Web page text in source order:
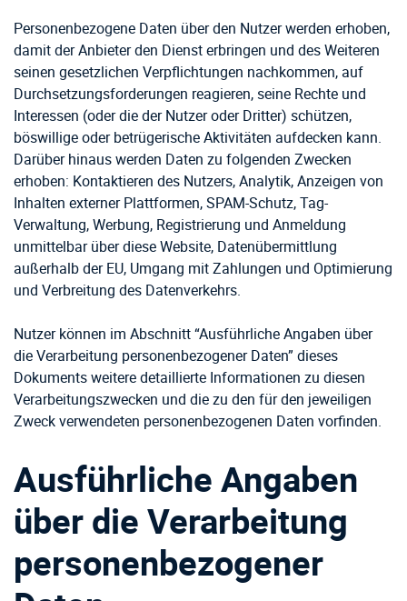
Personenbezogene Daten über den Nutzer werden erhoben,
damit der Anbieter den Dienst erbringen und des Weiteren
seinen gesetzlichen Verpflichtungen nachkommen, auf
Durchsetzungsforderungen reagieren, seine Rechte und
Interessen (oder die der Nutzer oder Dritter) schützen,
böswillige oder betrügerische Aktivitäten aufdecken kann.
Darüber hinaus werden Daten zu folgenden Zwecken
erhoben: Kontaktieren des Nutzers, Analytik, Anzeigen von
Inhalten externer Plattformen, SPAM-Schutz, Tag-
Verwaltung, Werbung, Registrierung und Anmeldung
unmittelbar über diese Website, Datenübermittlung
außerhalb der EU, Umgang mit Zahlungen und Optimierung
und Verbreitung des Datenverkehrs.
Nutzer können im Abschnitt “Ausführliche Angaben über
die Verarbeitung personenbezogener Daten” dieses
Dokuments weitere detaillierte Informationen zu diesen
Verarbeitungszwecken und die zu den für den jeweiligen
Zweck verwendeten personenbezogenen Daten vorfinden.
Ausführliche Angaben
über die Verarbeitung
personenbezogener